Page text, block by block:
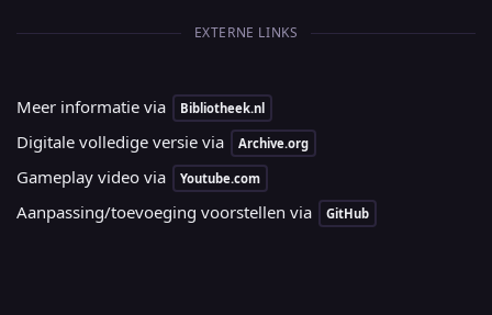
EXTERNE LINKS
Meer informatie via Bibliotheek.nl
Digitale volledige versie via Archive.org
Gameplay video via Youtube.com
Aanpassing/toevoeging voorstellen via GitHub